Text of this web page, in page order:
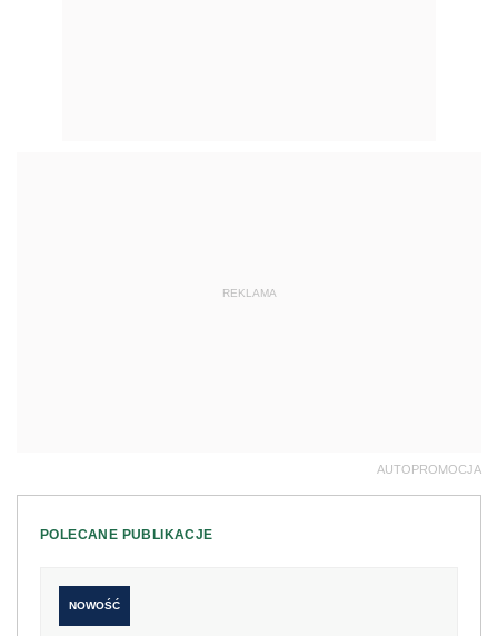
REKLAMA
AUTOPROMOCJA
POLECANE PUBLIKACJE
NOWOŚĆ